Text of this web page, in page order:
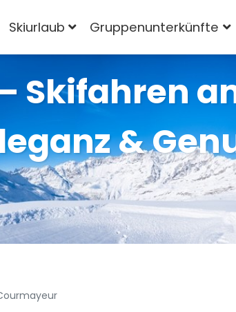
Skifahren
&
Skiurlaub Gruppenunterkünfte